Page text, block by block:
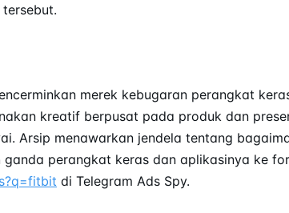
merek kebugaran perangkat
kreatif berpusat pada produk dan
Arsip menawarkan jendela tentang
perangkat keras dan aplikasinya ke
di Telegram Ads Spy.